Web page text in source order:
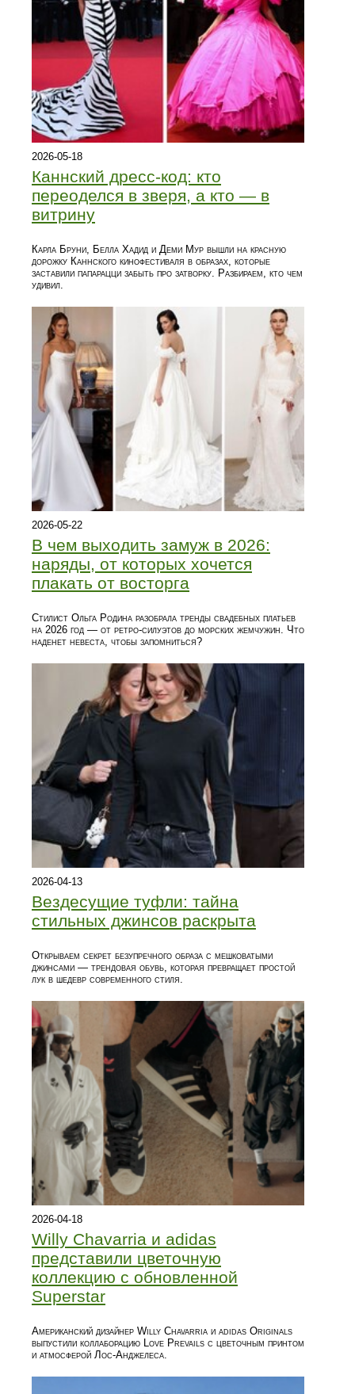
2026-05-18
Каннский дресс-код: кто
переоделся в зверя, а кто — в
витрину
Карла Бруни, Белла Хадид и Деми Мур вышли на красную
дорожку Каннского кинофестиваля в образах, которые
заставили папарацци забыть про затворку. Разбираем, кто чем
удивил.
2026-05-22
В чем выходить замуж в 2026:
наряды, от которых хочется
плакать от восторга
Стилист Ольга Родина разобрала тренды свадебных платьев
на 2026 год — от ретро-силуэтов до морских жемчужин. Что
наденет невеста, чтобы запомниться?
2026-04-13
Вездесущие туфли: тайна
стильных джинсов раскрыта
Открываем секрет безупречного образа с мешковатыми
джинсами — трендовая обувь, которая превращает простой
лук в шедевр современного стиля.
2026-04-18
Willy Chavarria и adidas
представили цветочную
коллекцию с обновленной
Superstar
Американский дизайнер Willy Chavarria и adidas Originals
выпустили коллаборацию Love Prevails с цветочным принтом
и атмосферой Лос-Анджелеса.